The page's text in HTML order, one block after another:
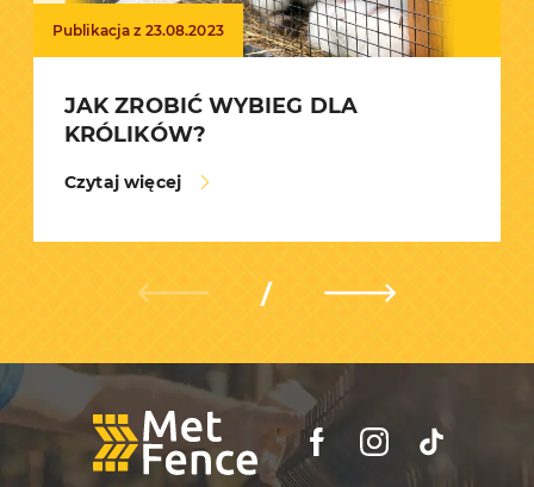
Publikacja z 23.08.2023
JAK ZROBIĆ WYBIEG DLA
KRÓLIKÓW?
Czytaj więcej